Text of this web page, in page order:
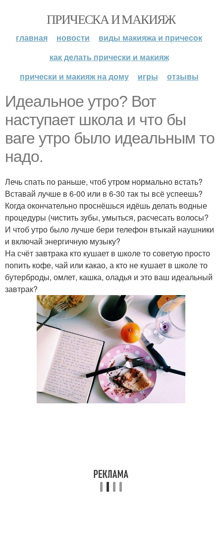
ПРИЧЕСКА И МАКИЯЖ
главная новости
виды макияжа и причесок
как делать прически и макияж
прически и макияж на дому
игры отзывы
Идеальное утро? Вот
наступает школа и что бы
ваге утро было идеальным то
надо.
Лечь спать по раньше, чтоб утром нормально встать?
Вставай лучше в 6-00 или в 6-30 так ты всё успеешь?
Когда окончательно проснёшься идёшь делать водные
процедуры (чистить зубы, умыться, расчесать волосы?
И чтоб утро было лучше бери телефон втыкай наушники
и включай энергичную музыку?
На счёт завтрака кто кушает в школе то советую просто
попить кофе, чай или какао, а кто не кушает в школе то
бутерброды, омлет, кашка, оладья и это ваш идеальный
завтрак?